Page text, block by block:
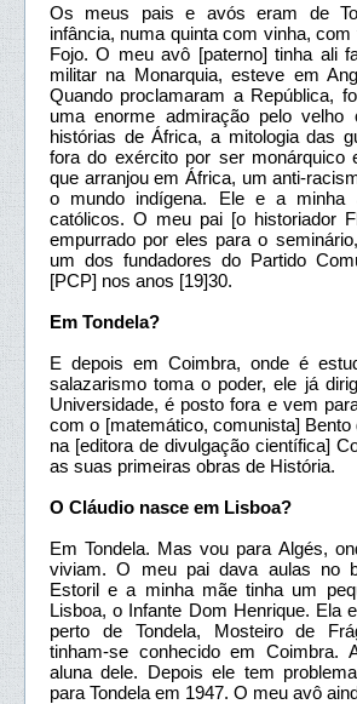
Os meus pais e avós eram de
infância, numa quinta com vinha,
Fojo. O meu avô [paterno] tinha ali
militar na Monarquia, esteve em
Quando proclamaram a República,
uma enorme admiração pelo velho
histórias de África, a mitologia das
fora do exército por ser monárquico
que arranjou em África, um anti-
o mundo indígena. Ele e a minha
católicos. O meu pai [o historiador
empurrado por eles para o
um dos fundadores do Partido
[PCP] nos anos [19]30.
Em Tondela?
E depois em Coimbra, onde é
salazarismo toma o poder, ele já
Universidade, é posto fora e vem
com o [matemático, comunista]
na [editora de divulgação científica]
as suas primeiras obras de História.
O Cláudio nasce em Lisboa?
Em Tondela. Mas vou para Algés,
viviam. O meu pai dava aulas no
Estoril e a minha mãe tinha um
Lisboa, o Infante Dom Henrique. Ela
perto de Tondela, Mosteiro de
tinham-se conhecido em Coimbra.
aluna dele. Depois ele tem
para Tondela em 1947. O meu avô